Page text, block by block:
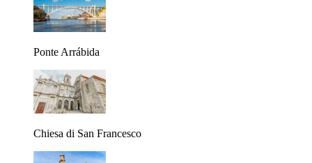
Ponte Arrábida
Chiesa di San Francesco